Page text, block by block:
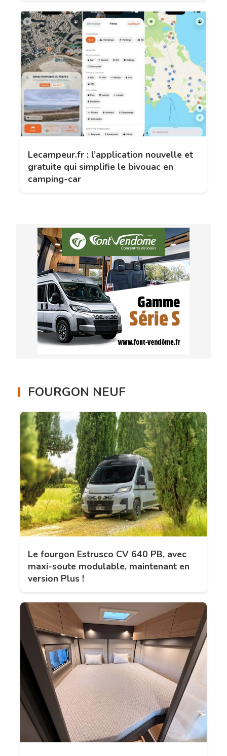
Lecampeur.fr : l’application nouvelle et
gratuite qui simplifie le bivouac en
camping-car
FOURGON NEUF
Le fourgon Estrusco CV 640 PB, avec
maxi-soute modulable, maintenant en
version Plus !